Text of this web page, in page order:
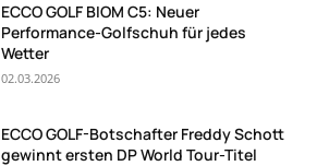
ECCO GOLF BIOM C5: Neuer
Performance-Golfschuh für jedes
Wetter
02.03.2026
ECCO GOLF-Botschafter Freddy Schott
gewinnt ersten DP World Tour-Titel